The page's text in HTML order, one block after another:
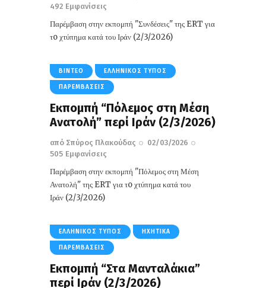
492 Εμφανίσεις
Παρέμβαση στην εκπομπή "Συνδέσεις" της ERT για
τo χτύπημα κατά του Ιράν (2/3/2026)
ΒΊΝΤΕΟ ΕΛΛΗΝΙΚΌΣ ΤΎΠΟΣ
ΠΑΡΕΜΒΆΣΕΙΣ
Εκπομπή “Πόλεμος στη Μέση
Ανατολή” περί Ιράν (2/3/2026)
από Σπύρος Πλακούδας
02/03/2026
505 Εμφανίσεις
Παρέμβαση στην εκπομπή "Πόλεμος στη Μέση
Ανατολή" της ERT για τo χτύπημα κατά του
Ιράν (2/3/2026)
ΕΛΛΗΝΙΚΌΣ ΤΎΠΟΣ ΗΧΗΤΙΚΆ
ΠΑΡΕΜΒΆΣΕΙΣ
Εκπομπή “Στα Μανταλάκια”
περί Ιράν (2/3/2026)